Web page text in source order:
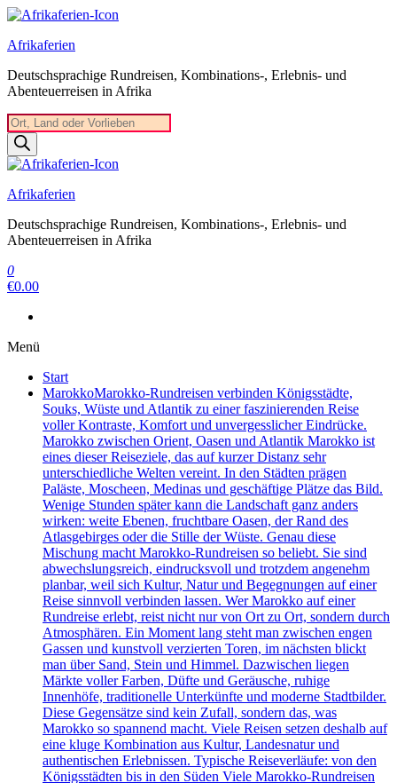
Zum
springen
Afrikaferien
Deutschsprachige Rundreisen, Kombinations-, Erlebnis- und
Abenteuerreisen in Afrika
Products
search
Afrikaferien
Deutschsprachige Rundreisen, Kombinations-, Erlebnis- und
Abenteuerreisen in Afrika
0
€0.00
Menü
Start
MarokkoMarokko-Rundreisen verbinden Königsstädte,
Souks, Wüste und Atlantik zu einer faszinierenden Reise
voller Kontraste, Komfort und unvergesslicher Eindrücke.
Marokko zwischen Orient, Oasen und Atlantik Marokko ist
eines dieser Reiseziele, das auf kurzer Distanz sehr
unterschiedliche Welten vereint. In den Städten prägen
Paläste, Moscheen, Medinas und geschäftige Plätze das Bild.
Wenige Stunden später kann die Landschaft ganz anders
wirken: weite Ebenen, fruchtbare Oasen, der Rand des
Atlasgebirges oder die Stille der Wüste. Genau diese
Mischung macht Marokko-Rundreisen so beliebt. Sie sind
abwechslungsreich, eindrucksvoll und trotzdem angenehm
planbar, weil sich Kultur, Natur und Begegnungen auf einer
Reise sinnvoll verbinden lassen. Wer Marokko auf einer
Rundreise erlebt, reist nicht nur von Ort zu Ort, sondern durch
Atmosphären. Ein Moment lang steht man zwischen engen
Gassen und kunstvoll verzierten Toren, im nächsten blickt
man über Sand, Stein und Himmel. Dazwischen liegen
Märkte voller Farben, Düfte und Geräusche, ruhige
Innenhöfe, traditionelle Unterkünfte und moderne Stadtbilder.
Diese Gegensätze sind kein Zufall, sondern das, was
Marokko so spannend macht. Viele Reisen setzen deshalb auf
eine kluge Kombination aus Kultur, Landesnatur und
authentischen Erlebnissen. Typische Reiseverläufe: von den
Königsstädten bis in den Süden Viele Marokko-Rundreisen